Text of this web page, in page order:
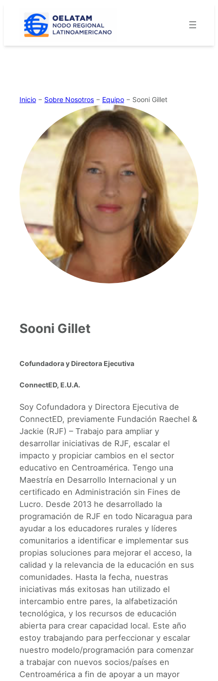
contenido
Inicio − Sobre Nosotros − Equipo − Sooni Gillet
Sooni Gillet
Cofundadora y Directora Ejecutiva
ConnectED, E.U.A.
Soy Cofundadora y Directora Ejecutiva de
ConnectED, previamente Fundación Raechel &
Jackie (RJF) – Trabajo para ampliar y
desarrollar iniciativas de RJF, escalar el
impacto y propiciar cambios en el sector
educativo en Centroamérica. Tengo una
Maestría en Desarrollo Internacional y un
certificado en Administración sin Fines de
Lucro. Desde 2013 he desarrollado la
programación de RJF en todo Nicaragua para
ayudar a los educadores rurales y líderes
comunitarios a identificar e implementar sus
propias soluciones para mejorar el acceso, la
calidad y la relevancia de la educación en sus
comunidades. Hasta la fecha, nuestras
iniciativas más exitosas han utilizado el
intercambio entre pares, la alfabetización
tecnológica, y los recursos de educación
abierta para crear capacidad local. Este año
estoy trabajando para perfeccionar y escalar
nuestro modelo/programación para comenzar
a trabajar con nuevos socios/países en
Centroamérica a fin de apoyar a un mayor